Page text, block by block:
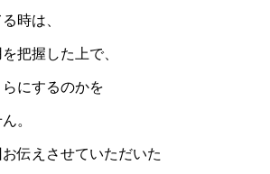
時は、
把握した上で、
にするのかを
。
伝えさせていただいた